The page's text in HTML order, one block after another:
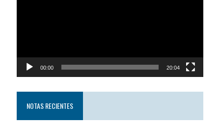
00:00 20:04
NOTAS RECIENTES